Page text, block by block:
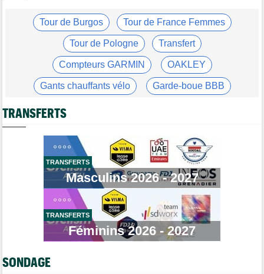
16:57
Tour de Burgos
Nouveau coup d'arrêt pour Jarno Widar, contraint à l'abandon
Tour de Pologne
Louis Barré remporte la 6e étape et prend la 2e place du
général
Les vidéos cyclisme sont sur Dailymotion : Cyclism'Actu TV
Giulio Pellizzari la 5e et dernière étape, Gall le général final !
Tour de France Femmes
Reusser : "On s'est trop regardées... c'était stupide"
15:35
Tour de France Femmes
Lilan Calmejane: "Ferrand-Prévot nous raconte des salades…"
Route
Un coureur de 16 ans touché à la moelle épinière suite à un
accident
La peloton du Tour Femmes... 21 abandons
Tour de Burgos Tour de France Femmes
Tour de Pologne Transfert
Compteurs GARMIN OAKLEY
Gants chauffants vélo Garde-boue BBB
Casque ABUS
TRANSFERTS
TRANSFERTS
Masculins 2026 - 2027
TRANSFERTS
Féminins 2026 - 2027
SONDAGE